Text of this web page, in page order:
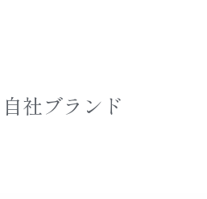
社ブランド